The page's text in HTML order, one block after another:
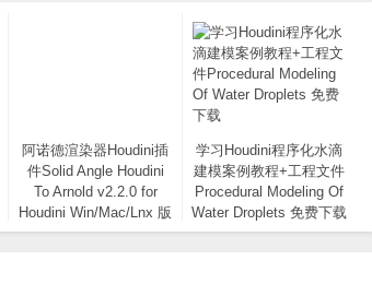
阿诺德渲染器Houdini插
件Solid Angle Houdini
To Arnold v2.2.0 for
Houdini Win/Mac/Lnx 版
免费下载
学习Houdini程序化水滴
建模案例教程+工程文件
Procedural Modeling Of
Water Droplets 免费下载